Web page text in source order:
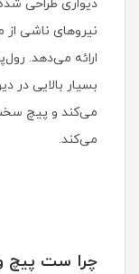
دیواری طراحی
نیروهای ناشی از
ارائه می‌دهد.
می‌کند و پیچ
می‌کند.
چرا ست پیچ